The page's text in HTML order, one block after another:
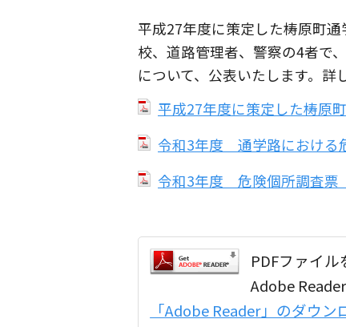
平成27年度に策定した梼原町
校、道路管理者、警察の4者で
について、公表いたします。詳
平成27年度に策定した梼原
令和3年度 通学路における
令和3年度 危険個所調査票
PDFファイル
Adobe
「Adobe Reader」のダウン